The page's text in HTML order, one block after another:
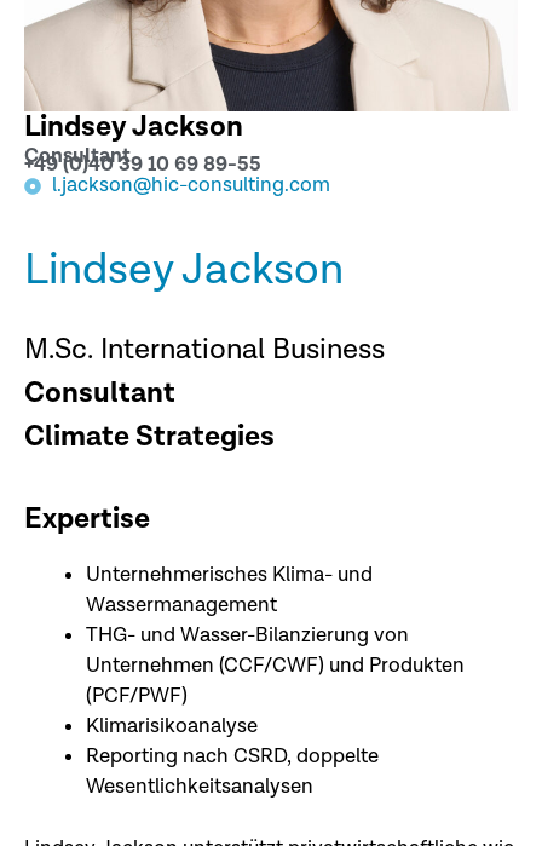
Lindsey Jackson
Consultant
+49 (0)40 39 10 69 89-55
l.jackson@hic-consulting.com
Lindsey Jackson
M.Sc. International Business
Consultant
Climate Strategies
Expertise
Unternehmerisches Klima- und
Wassermanagement
THG- und Wasser-Bilanzierung von
Unternehmen (CCF/CWF) und Produkten
(PCF/PWF)
Klimarisikoanalyse
Reporting nach CSRD, doppelte
Wesentlichkeitsanalysen